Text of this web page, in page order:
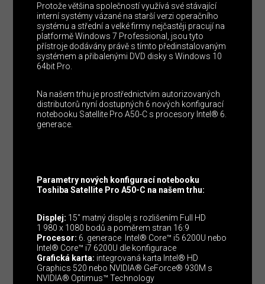
Protože většina společností využívá své stávající
interní systémy vázané na starší verzi operačního
systému a střední a velké firmy nejčastěji pracují na
platformě Windows 7 Professional, jsou tyto
přístroje dodávány právě s tímto předinstalovaným
systémem a přibalenými DVD disky s Windows 10
64bit Pro.
Na našem trhu je prostřednictvím autorizovaných
distributorů nyní dostupných 6 nových konfigurací
notebooku Satellite Pro A50-C s procesory Intel® 6.
generace.
Parametry nových konfigurací notebooku
Toshiba Satellite Pro A50-C na našem trhu:
Displej: 15″ matný displej s rozlišením Full HD
1 980 x 1080 bodů a poměrem stran 16:9
Procesor: 6. generace Intel® Core™ i5 6200U nebo
Intel® Core™ i7 6200U dle konfigurace
Grafická karta: integrovaná karta Intel® HD
Graphics 520 nebo NVIDIA® GeForce® 930M s
NVIDIA® Optimus™ Technology